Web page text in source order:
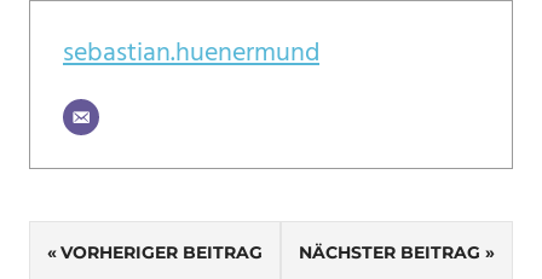
sebastian.huenermund
Beitragsnavigation
VORHERIGER BEITRAG NÄCHSTER BEITRAG